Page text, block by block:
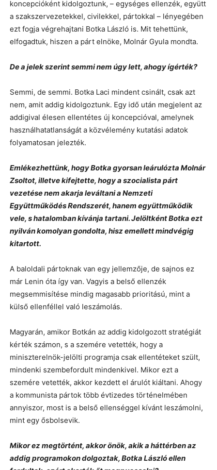
koncepcióként kidolgoztunk, – egységes ellenzék, együtt
a szakszervezetekkel, civilekkel, pártokkal – lényegében
ezt fogja végrehajtani Botka László is. Mit tehettünk,
elfogadtuk, hiszen a párt elnöke, Molnár Gyula mondta.
De a jelek szerint semmi nem úgy lett, ahogy ígérték?
Semmi, de semmi. Botka Laci mindent csinált, csak azt
nem, amit addig kidolgoztunk. Egy idő után megjelent az
addigival élesen ellentétes új koncepcióval, amelynek
használhatatlanságát a közvélemény kutatási adatok
folyamatosan jelezték.
Emlékezhettünk, hogy Botka gyorsan leárulózta Molnár
Zsoltot, illetve kifejtette, hogy a szocialista párt
vezetése nem akarja leváltani a Nemzeti
Együttműködés Rendszerét, hanem együttműködik
vele, s hatalomban kívánja tartani. Jelöltként Botka ezt
nyilván komolyan gondolta, hisz emellett mindvégig
kitartott.
A baloldali pártoknak van egy jellemzője, de sajnos ez
már Lenin óta így van. Vagyis a belső ellenzék
megsemmisítése mindig magasabb prioritású, mint a
külső ellenféllel való leszámolás.
Magyarán, amikor Botkán az addig kidolgozott stratégiát
kérték számon, s a szemére vetették, hogy a
miniszterelnök-jelölti programja csak ellentéteket szült,
mindenki szembefordult mindenkivel. Mikor ezt a
szemére vetették, akkor kezdett el árulót kiáltani. Ahogy
a kommunista pártok több évtizedes történelmében
annyiszor, most is a belső ellenséggel kívánt leszámolni,
mint egy ősbolsevik.
Mikor ez megtörtént, akkor önök, akik a háttérben az
addig programokon dolgoztak, Botka László ellen